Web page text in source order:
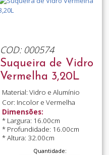
COD: 000574
Suqueira de Vidro
Vermelha 3,20L
Material: Vidro e Alumínio
Cor: Incolor e Vermelha
Dimensões:
* Largura: 16.00cm
* Profundidade: 16.00cm
* Altura: 32.00cm
Quantidade: